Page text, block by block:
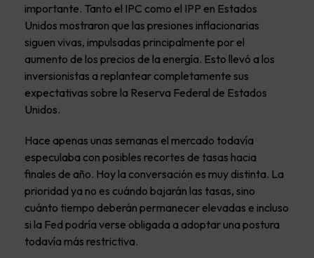
importante. Tanto el IPC como el IPP en Estados
Unidos mostraron que las presiones inflacionarias
siguen vivas, impulsadas principalmente por el
aumento de los precios de la energía. Esto llevó a los
inversionistas a replantear completamente sus
expectativas sobre la Reserva Federal de Estados
Unidos.
Hace apenas unas semanas el mercado todavía
especulaba con posibles recortes de tasas hacia
finales de año. Hoy la conversación es muy distinta. La
prioridad ya no es cuándo bajarán las tasas, sino
cuánto tiempo deberán permanecer elevadas e incluso
si la Fed podría verse obligada a adoptar una postura
todavía más restrictiva.